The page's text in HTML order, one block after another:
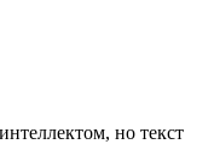
но текст